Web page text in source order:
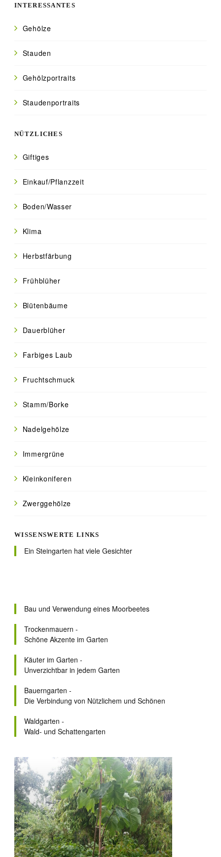
INTERESSANTES
Gehölze
Stauden
Gehölzportraits
Staudenportraits
NÜTZLICHES
Giftiges
Einkauf/Pflanzzeit
Boden/Wasser
Klima
Herbstfärbung
Frühblüher
Blütenbäume
Dauerblüher
Farbiges Laub
Fruchtschmuck
Stamm/Borke
Nadelgehölze
Immergrüne
Kleinkoniferen
Zwerggehölze
WISSENSWERTE LINKS
Ein Steingarten hat viele Gesichter
Bau und Verwendung eines Moorbeetes
Trockenmauern -
Schöne Akzente im Garten
Käuter im Garten -
Unverzichtbar in jedem Garten
Bauerngarten -
Die Verbindung von Nützlichem und Schönen
Waldgarten -
Wald- und Schattengarten